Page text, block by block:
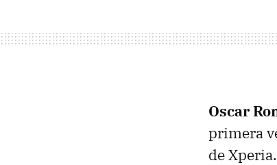
Oscar
primera
de